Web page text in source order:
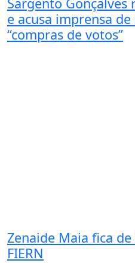
e acusa imprensa
“compras de votos”
Zenaide Maia fica
FIERN